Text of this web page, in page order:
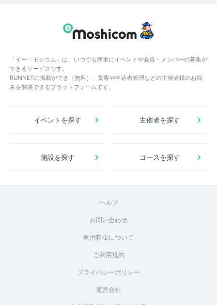
「イー・モシコム」は、いつでも簡単にイベントや会員・メンバーの募集が
できるサービスです。
RUNNETに掲載ができ（無料）、集客や申込者管理などの主催者様のお悩
みを解決できるプラットフォームです。
イベントを探す 主催者を探す
施設を探す コースを探す
ヘルプ
お問い合わせ
利用料金について
ご利用規約
プライバシーポリシー
運営会社